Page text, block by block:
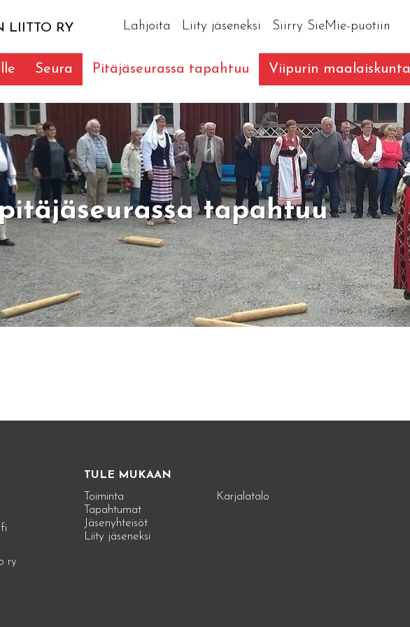
LIITTO RY Lahjoita Liity jäseneksi Siirry SieMie-puotiin
Seura Pitäjäseurassa tapahtuu Viipurin maalaiskunta
tapahtuu
ry
TULE MUKAAN
Toiminta
Tapahtumat
Jäsenyhteisöt
Liity jäseneksi
Karjalatalo